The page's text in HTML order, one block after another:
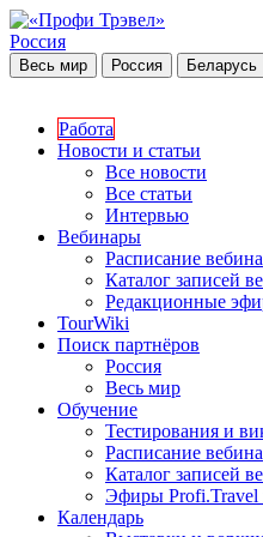
Россия
Весь мир Россия Беларусь
Работа
Новости и статьи
Все новости
Все статьи
Интервью
Вебинары
Расписание
Каталог записей
Редакционные
TourWiki
Поиск партнёров
Россия
Весь мир
Обучение
Тестирования и
Расписание
Каталог записей
Эфиры Profi.Travel
Календарь